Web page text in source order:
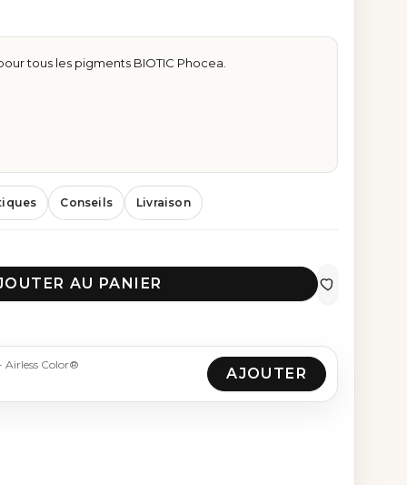
tous les pigments BIOTIC Phocea.
Conseils Livraison
AU PANIER
Airless Color®
AJOUTER